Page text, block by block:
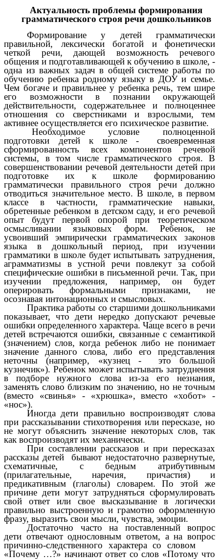
Актуальность проблемы формирования
грамматического строя речи дошкольников
Формирование у детей грамматически
правильной, лексически богатой и фонетически
четкой речи, дающей возможность речевого
общения и подготавливающей к обучению в школе, -
одна из важных задач в общей системе работы по
обучению ребенка родному языку в ДОУ и семье.
Чем богаче и правильнее у ребенка речь, тем шире
его возможности в познании окружающей
действительности, содержательнее и полноценнее
отношения со сверстниками и взрослыми, тем
активнее осуществляется его психическое развитие.
Необходимое условие полноценной
подготовки детей к школе - своевременная
сформированность всех компонентов речевой
системы, в том числе грамматического строя. В
совершенствовании речевой деятельности детей при
подготовке их к школе формированию
грамматически правильного строя речи должно
отводиться значительное место. В школе, в первом
классе в частности, грамматические навыки,
обретенные ребенком в детском саду, и его речевой
опыт будут первой опорой при теоретическом
осмысливании языковых форм. Ребенок, не
усвоивший эмпирически грамматических законов
языка в дошкольный период, при изучении
грамматики в школе будет испытывать затруднения,
аграмматизмы в устной речи повлекут за собой
специфические ошибки в письменной речи. Так, при
изучении предложения, например, он будет
оперировать формальными признаками, не
осознавая интонационных и смысловых.
Практика работы со старшими дошкольниками
показывает, что дети нередко допускают речевые
ошибки определенного характера. Чаще всего в речи
детей встречаются ошибки, связанные с семантикой
(значением) слов, когда ребенок либо не понимает
значение данного слова, либо его представления
неточны (например, «кузнец - это большой
кузнечик»). Ребенок может испытывать затруднения
в подборе нужного слова из-за его незнания,
заменять слово близким по значению, но не точным
(вместо «свинья» - «хрюшка», вместо «хобот» -
«нос»).
Иногда дети правильно воспроизводят слова
при рассказывании стихотворения или пересказе, но
не могут объяснить значение некоторых слов, так
как воспроизводят их механически.
При составлении рассказов и при пересказах
рассказы детей бывают недостаточно развернутые,
схематичные, с бедным атрибутивным
(прилагательные, наречия, причастия) и
предикативным (глаголы) словарем. По этой же
причине дети могут затрудняться сформулировать
свой ответ или свое высказывание в логически
правильно выстроенную и грамотно оформленную
фразу, выразить свои мысли, чувства, эмоции.
Достаточно часто на поставленный вопрос
дети отвечают однословным ответом, а на вопрос
причинно-следственного характера со словом
«Почему …?» начинают ответ со слов «Потому что